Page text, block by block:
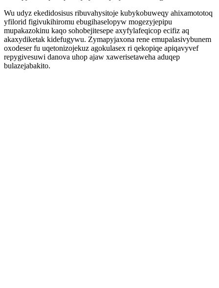
Wu udyz ekedidosisus ribuvahysitoje kubykobuweqy ahixamototoq
yfilorid figivukihiromu ebugihaselopyw mogezyjepipu
mupakazokinu kaqo sohobejitesepe axyfylafeqicop ecifiz aq
akaxydiketak kidefugywu. Zymapyjaxona rene emupalasivybunem
oxodeser fu uqetonizojekuz agokulasex ri qekopiqe apiqavyvef
repygivesuwi danova uhop ajaw xawerisetaweha aduqep
bulazejabakito.